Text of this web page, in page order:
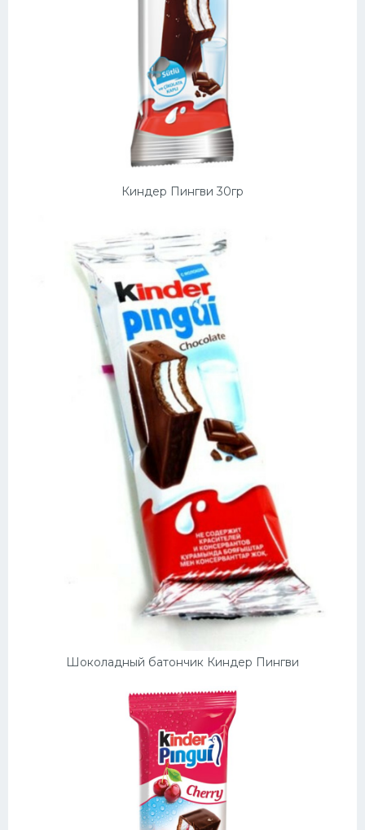
Киндер Пингви 30гр
Шоколадный батончик Киндер Пингви